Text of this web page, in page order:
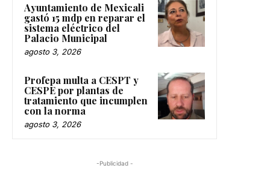
Ayuntamiento de Mexicali
gastó 15 mdp en reparar el
sistema eléctrico del
Palacio Municipal
agosto 3, 2026
Profepa multa a CESPT y
CESPE por plantas de
tratamiento que incumplen
con la norma
agosto 3, 2026
-Publicidad -